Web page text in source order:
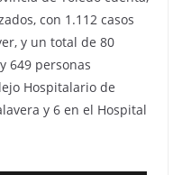
con 1.112 casos
y un total de 80
649 personas
Hospitalario de
y 6 en el Hospital